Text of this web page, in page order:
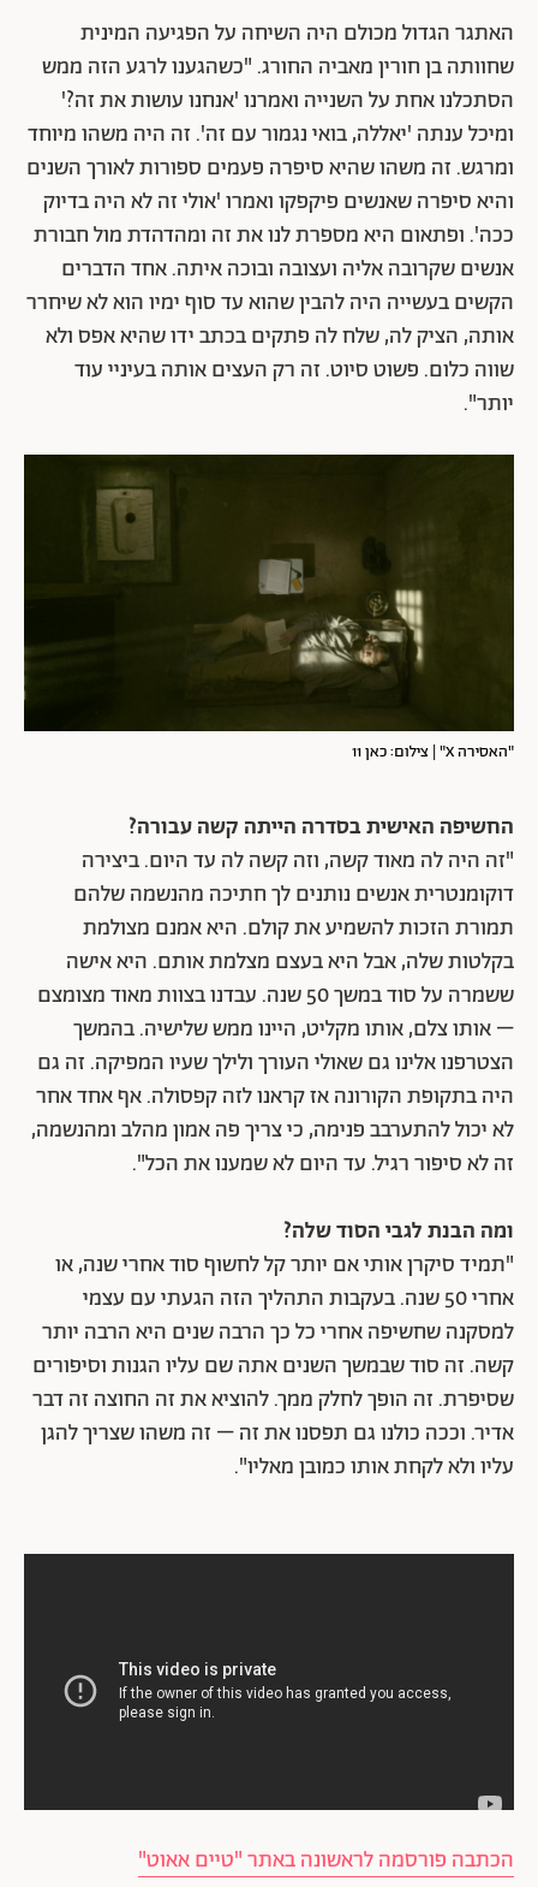
האתגר הגדול מכולם היה השיחה על הפגיעה המינית
שחוותה בן חורין מאביה החורג. "כשהגענו לרגע הזה ממש
הסתכלנו אחת על השנייה ואמרנו 'אנחנו עושות את זה?'
ומיכל ענתה 'יאללה, בואי נגמור עם זה'. זה היה משהו מיוחד
ומרגש. זה משהו שהיא סיפרה פעמים ספורות לאורך השנים
והיא סיפרה שאנשים פיקפקו ואמרו 'אולי זה לא היה בדיוק
ככה'. ופתאום היא מספרת לנו את זה ומהדהדת מול חבורת
אנשים שקרובה אליה ועצובה ובוכה איתה. אחד הדברים
הקשים בעשייה היה להבין שהוא עד סוף ימיו הוא לא שיחרר
אותה, הציק לה, שלח לה פתקים בכתב ידו שהיא אפס ולא
שווה כלום. פשוט סיוט. זה רק העצים אותה בעיניי עוד
יותר".
"האסירה X" | צילום: כאן 11
החשיפה האישית בסדרה הייתה קשה עבורה?
"זה היה לה מאוד קשה, וזה קשה לה עד היום. ביצירה
דוקומנטרית אנשים נותנים לך חתיכה מהנשמה שלהם
תמורת הזכות להשמיע את קולם. היא אמנם מצולמת
בקלטות שלה, אבל היא בעצם מצלמת אותם. היא אישה
ששמרה על סוד במשך 50 שנה. עבדנו בצוות מאוד מצומצם
– אותו צלם, אותו מקליט, היינו ממש שלישיה. בהמשך
הצטרפנו אלינו גם שאולי העורך ולילך שעיו המפיקה. זה גם
היה בתקופת הקורונה אז קראנו לזה קפסולה. אף אחד אחר
לא יכול להתערבב פנימה, כי צריך פה אמון מהלב ומהנשמה,
זה לא סיפור רגיל. עד היום לא שמענו את הכל".
ומה הבנת לגבי הסוד שלה?
"תמיד סיקרן אותי אם יותר קל לחשוף סוד אחרי שנה, או
אחרי 50 שנה. בעקבות התהליך הזה הגעתי עם עצמי
למסקנה שחשיפה אחרי כל כך הרבה שנים היא הרבה יותר
קשה. זה סוד שבמשך השנים אתה שם עליו הגנות וסיפורים
שסיפרת. זה הופך לחלק ממך. להוציא את זה החוצה זה דבר
אדיר. וככה כולנו גם תפסנו את זה – זה משהו שצריך להגן
עליו ולא לקחת אותו כמובן מאליו".
הכתבה פורסמה לראשונה באתר "טיים אאוט"